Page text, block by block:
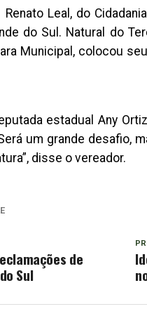
Leal, do
do Sul. Natural do
Municipal, colocou
estadual Any
um grande
disse o vereador.
de
Sul